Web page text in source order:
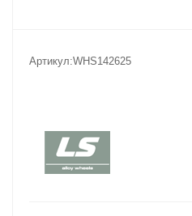
Артикул:WHS142625